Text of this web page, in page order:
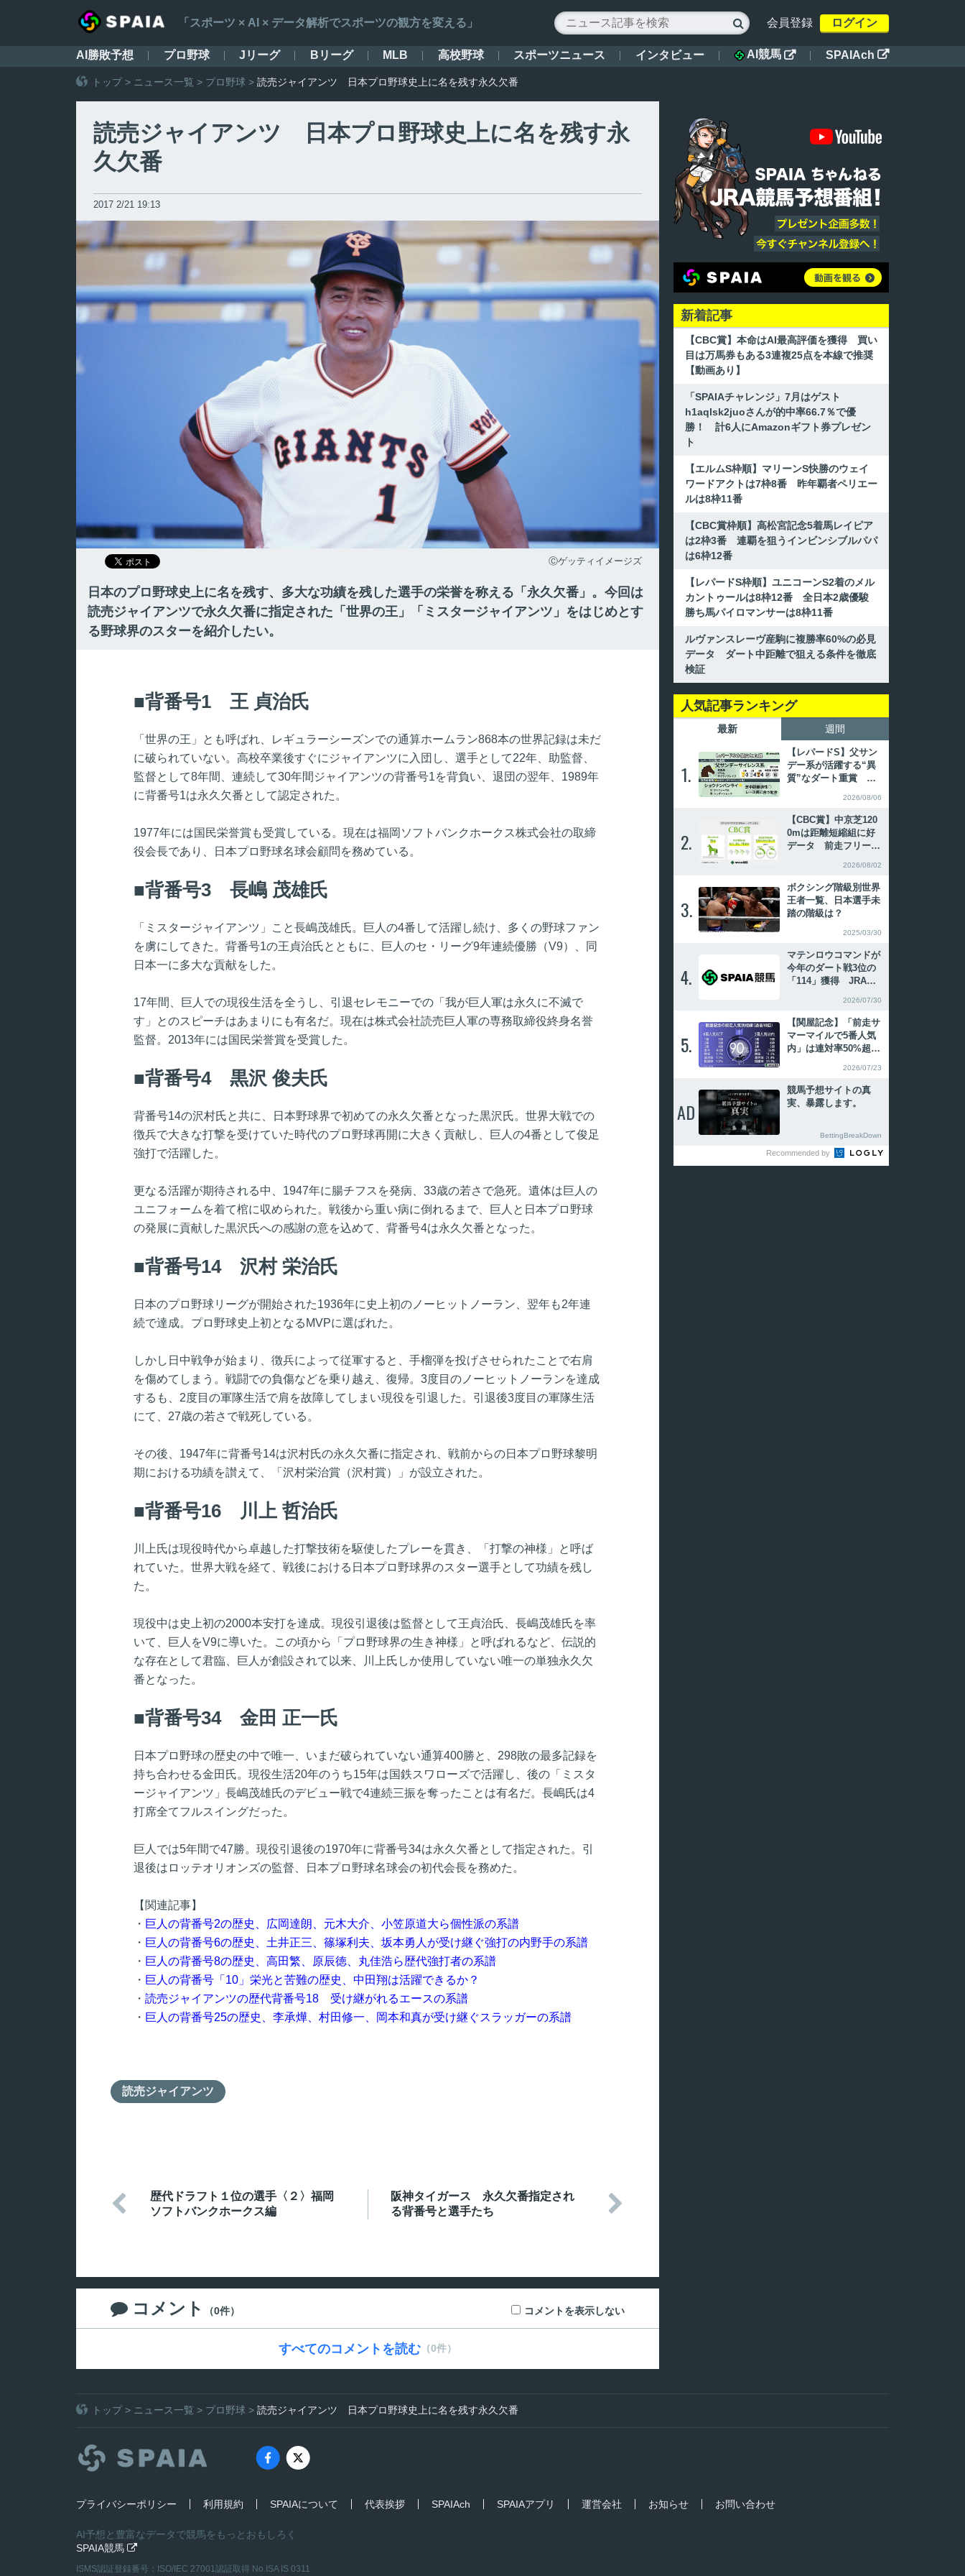
「スポーツ × AI × データ解析でスポーツの観方を変える」  会員登録 ログイン
AI勝敗予想 プロ野球 Jリーグ Bリーグ MLB 高校野球 スポーツニュース インタビュー AI競馬  SPAIAch 
トップ> ニュース一覧 > プロ野球 > 読売ジャイアンツ 日本プロ野球史上に名を残す永久欠番
読売ジャイアンツ 日本プロ野球史上に名を残す永
久欠番
2017 2/21 19:13
Ⓒゲッティイメージズ
日本のプロ野球史上に名を残す、多大な功績を残した選手の栄誉を称える「永久欠番」。今回は
読売ジャイアンツで永久欠番に指定された「世界の王」「ミスタージャイアンツ」をはじめとす
る野球界のスターを紹介したい。
背番号1 王 貞治氏
「世界の王」とも呼ばれ、レギュラーシーズンでの通算ホームラン868本の世界記録は未だ
に破られていない。高校卒業後すぐにジャイアンツに入団し、選手として22年、助監督、
監督として8年間、連続して30年間ジャイアンツの背番号1を背負い、退団の翌年、1989年
に背番号1は永久欠番として認定された。
1977年には国民栄誉賞も受賞している。現在は福岡ソフトバンクホークス株式会社の取締
役会長であり、日本プロ野球名球会顧問を務めている。
背番号3 長嶋 茂雄氏
「ミスタージャイアンツ」こと長嶋茂雄氏。巨人の4番して活躍し続け、多くの野球ファン
を虜にしてきた。背番号1の王貞治氏とともに、巨人のセ・リーグ9年連続優勝（V9）、同
日本一に多大な貢献をした。
17年間、巨人での現役生活を全うし、引退セレモニーでの「我が巨人軍は永久に不滅で
す」とのスピーチはあまりにも有名だ。現在は株式会社読売巨人軍の専務取締役終身名誉
監督。2013年には国民栄誉賞を受賞した。
背番号4 黒沢 俊夫氏
背番号14の沢村氏と共に、日本野球界で初めての永久欠番となった黒沢氏。世界大戦での
徴兵で大きな打撃を受けていた時代のプロ野球再開に大きく貢献し、巨人の4番として俊足
強打で活躍した。
更なる活躍が期待される中、1947年に腸チフスを発病、33歳の若さで急死。遺体は巨人の
ユニフォームを着て棺に収められた。戦後から重い病に倒れるまで、巨人と日本プロ野球
の発展に貢献した黒沢氏への感謝の意を込めて、背番号4は永久欠番となった。
背番号14 沢村 栄治氏
日本のプロ野球リーグが開始された1936年に史上初のノーヒットノーラン、翌年も2年連
続で達成。プロ野球史上初となるMVPに選ばれた。
しかし日中戦争が始まり、徴兵によって従軍すると、手榴弾を投げさせられたことで右肩
を傷めてしまう。戦闘での負傷などを乗り越え、復帰。3度目のノーヒットノーランを達成
するも、2度目の軍隊生活で肩を故障してしまい現役を引退した。引退後3度目の軍隊生活
にて、27歳の若さで戦死している。
その後、1947年に背番号14は沢村氏の永久欠番に指定され、戦前からの日本プロ野球黎明
期における功績を讃えて、「沢村栄治賞（沢村賞）」が設立された。
背番号16 川上 哲治氏
川上氏は現役時代から卓越した打撃技術を駆使したプレーを貫き、「打撃の神様」と呼ば
れていた。世界大戦を経て、戦後における日本プロ野球界のスター選手として功績を残し
た。
現役中は史上初の2000本安打を達成。現役引退後は監督として王貞治氏、長嶋茂雄氏を率
いて、巨人をV9に導いた。この頃から「プロ野球界の生き神様」と呼ばれるなど、伝説的
な存在として君臨、巨人が創設されて以来、川上氏しか使用していない唯一の単独永久欠
番となった。
背番号34 金田 正一氏
日本プロ野球の歴史の中で唯一、いまだ破られていない通算400勝と、298敗の最多記録を
持ち合わせる金田氏。現役生活20年のうち15年は国鉄スワローズで活躍し、後の「ミスタ
ージャイアンツ」長嶋茂雄氏のデビュー戦で4連続三振を奪ったことは有名だ。長嶋氏は4
打席全てフルスイングだった。
巨人では5年間で47勝。現役引退後の1970年に背番号34は永久欠番として指定された。引
退後はロッテオリオンズの監督、日本プロ野球名球会の初代会長を務めた。
【関連記事】
・ 巨人の背番号2の歴史、広岡達朗、元木大介、小笠原道大ら個性派の系譜
・ 巨人の背番号6の歴史、土井正三、篠塚利夫、坂本勇人が受け継ぐ強打の内野手の系譜
・ 巨人の背番号8の歴史、高田繁、原辰徳、丸佳浩ら歴代強打者の系譜
・ 巨人の背番号「10」栄光と苦難の歴史、中田翔は活躍できるか？
・ 読売ジャイアンツの歴代背番号18 受け継がれるエースの系譜
・ 巨人の背番号25の歴史、李承燁、村田修一、岡本和真が受け継ぐスラッガーの系譜
読売ジャイアンツ

歴代ドラフト１位の選手〈２〉福岡
ソフトバンクホークス編
阪神タイガース 永久欠番指定され
る背番号と選手たち

 コメント （0件） コメントを表示しない
すべてのコメントを読む （0件）
新着記事
【CBC賞】本命はAI最高評価を獲得 買い
目は万馬券もある3連複25点を本線で推奨
【動画あり】
「SPAIAチャレンジ」7月はゲスト
h1aqlsk2juoさんが的中率66.7％で優
勝！ 計6人にAmazonギフト券プレゼン
ト
【エルムS枠順】マリーンS快勝のウェイ
ワードアクトは7枠8番 昨年覇者ペリエー
ルは8枠11番
【CBC賞枠順】高松宮記念5着馬レイピア
は2枠3番 連覇を狙うインビンシブルパパ
は6枠12番
【レパードS枠順】ユニコーンS2着のメル
カントゥールは8枠12番 全日本2歳優駿
勝ち馬パイロマンサーは8枠11番
ルヴァンスレーヴ産駒に複勝率60%の必見
データ ダート中距離で狙える条件を徹底
検証
人気記事ランキング
最新 週間
1.
【レパードS】父サン
デー系が活躍する“異
質”なダート重賞 傾
2026/08/06
2.
【CBC賞】中京芝120
0mは距離短縮組に好
データ 前走フリーウ
2026/08/02
3.
ボクシング階級別世界
王者一覧、日本選手未
踏の階級は？
2025/03/30
4.
マテンロウコマンドが
今年のダート戦3位の
「114」獲得 JRAが
2026/07/30
5.
【関屋記念】「前走サ
マーマイルで5番人気
内」は連対率50%超
2026/07/23
AD
競馬予想サイトの真
実、暴露します。
BettingBreakDown
Recommended by
トップ> ニュース一覧 > プロ野球 > 読売ジャイアンツ 日本プロ野球史上に名を残す永久欠番
プライバシーポリシー 利用規約 SPAIAについて 代表挨拶 SPAIAch SPAIAアプリ 運営会社 お知らせ お問い合わせ
AI予想と豊富なデータで競馬をもっとおもしろく
SPAIA競馬 
ISMS認証登録番号：ISO/IEC 27001認証取得 No.ISA IS 0311